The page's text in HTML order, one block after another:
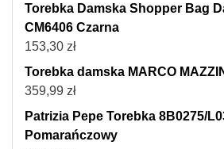
Torebka Damska Shopper Bag
CM6406 Czarna
153,30 zł
Torebka damska MARCO
359,99 zł
Patrizia Pepe Torebka 8B0275/
Pomarańczowy